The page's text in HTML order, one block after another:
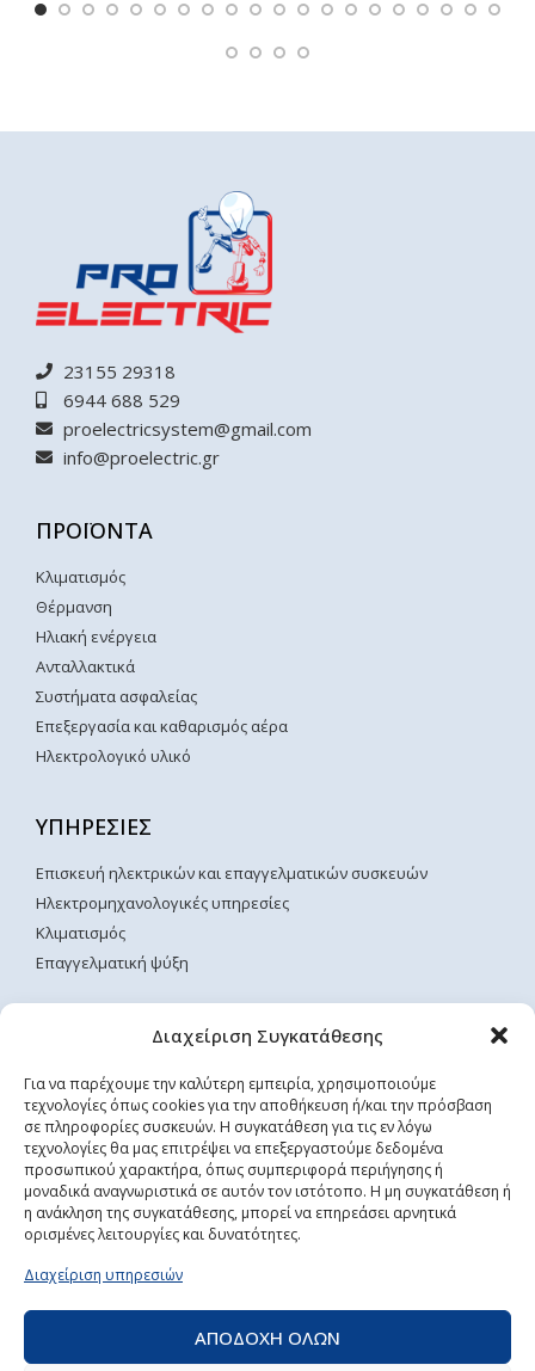
Διαχείριση Συγκατάθεσης
Για να παρέχουμε την καλύτερη εμπειρία, χρησιμοποιούμε
τεχνολογίες όπως cookies για την αποθήκευση ή/και την πρόσβαση
σε πληροφορίες συσκευών. Η συγκατάθεση για τις εν λόγω
τεχνολογίες θα μας επιτρέψει να επεξεργαστούμε δεδομένα
προσωπικού χαρακτήρα, όπως συμπεριφορά περιήγησης ή
μοναδικά αναγνωριστικά σε αυτόν τον ιστότοπο. Η μη συγκατάθεση ή
η ανάκληση της συγκατάθεσης, μπορεί να επηρεάσει αρνητικά
ορισμένες λειτουργίες και δυνατότητες.
Διαχείριση υπηρεσιών
ΑΠΟΔΟΧΗ ΟΛΩΝ
23155 29318
6944 688 529
proelectricsystem@gmail.com
info@proelectric.gr
ΠΡΟΪΟΝΤΑ
Κλιματισμός
Θέρμανση
Ηλιακή ενέργεια
Ανταλλακτικά
Συστήματα ασφαλείας
Επεξεργασία και καθαρισμός αέρα
Ηλεκτρολογικό υλικό
ΥΠΗΡΕΣΙΕΣ
Επισκευή ηλεκτρικών και επαγγελματικών συσκευών
Ηλεκτρομηχανολογικές υπηρεσίες
Κλιματισμός
Επαγγελματική ψύξη
ΧΡΗΣΙΜΕΣ ΣΕΛΙΔΕΣ
Αρχική
Επικοινωνία
Όροι Χρήσης
Τρόποι Αποστολής & Πληρωμής
Πολιτική Απορρήτου
ΡΥΘΜΙΣΕΙΣ COOKIES